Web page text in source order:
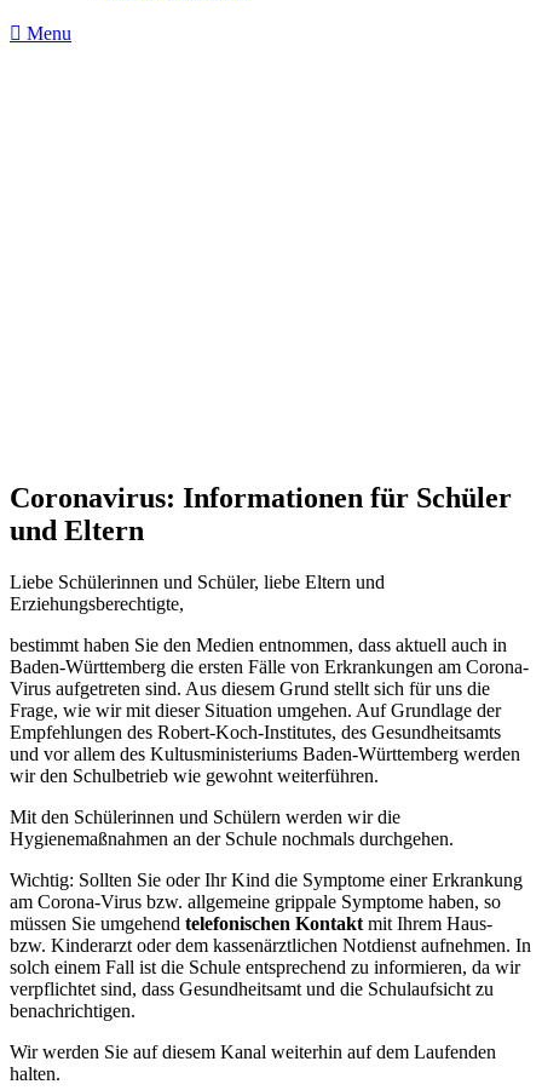
Menu
Coronavirus: Informationen für Schüler
und Eltern
Liebe Schülerinnen und Schüler, liebe Eltern und
Erziehungsberechtigte,
bestimmt haben Sie den Medien entnommen, dass aktuell auch in
Baden-Württemberg die ersten Fälle von Erkrankungen am Corona-
Virus aufgetreten sind. Aus diesem Grund stellt sich für uns die
Frage, wie wir mit dieser Situation umgehen. Auf Grundlage der
Empfehlungen des Robert-Koch-Institutes, des Gesundheitsamts
und vor allem des Kultusministeriums Baden-Württemberg werden
wir den Schulbetrieb wie gewohnt weiterführen.
Mit den Schülerinnen und Schülern werden wir die
Hygienemaßnahmen an der Schule nochmals durchgehen.
Wichtig: Sollten Sie oder Ihr Kind die Symptome einer Erkrankung
am Corona-Virus bzw. allgemeine grippale Symptome haben, so
müssen Sie umgehend telefonischen Kontakt mit Ihrem Haus-
bzw. Kinderarzt oder dem kassenärztlichen Notdienst aufnehmen. In
solch einem Fall ist die Schule entsprechend zu informieren, da wir
verpflichtet sind, dass Gesundheitsamt und die Schulaufsicht zu
benachrichtigen.
Wir werden Sie auf diesem Kanal weiterhin auf dem Laufenden
halten.